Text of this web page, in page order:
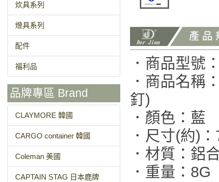
炊具系列
燈具系列
配件
福利品
品牌專區 Brand
CLAYMORE 韓國
CARGO container 韓國
Coleman 美國
CAPTAIN STAG 日本鹿牌
．商品型號
．商品名稱
釘)
．顏色：藍
．尺寸(約)
．材質：鋁
．重量：8G